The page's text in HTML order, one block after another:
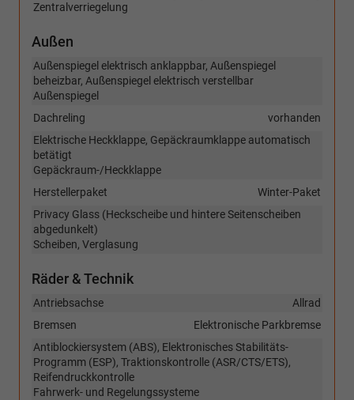
Zentralverriegelung
Außen
Außenspiegel elektrisch anklappbar, Außenspiegel
beheizbar, Außenspiegel elektrisch verstellbar
Außenspiegel
vorhanden
Dachreling
Elektrische Heckklappe, Gepäckraumklappe automatisch
betätigt
Gepäckraum-/Heckklappe
Winter-Paket
Herstellerpaket
Privacy Glass (Heckscheibe und hintere Seitenscheiben
abgedunkelt)
Scheiben, Verglasung
Räder & Technik
Allrad
Antriebsachse
Elektronische Parkbremse
Bremsen
Antiblockiersystem (ABS), Elektronisches Stabilitäts-
Programm (ESP), Traktionskontrolle (ASR/CTS/ETS),
Reifendruckkontrolle
Fahrwerk- und Regelungssysteme